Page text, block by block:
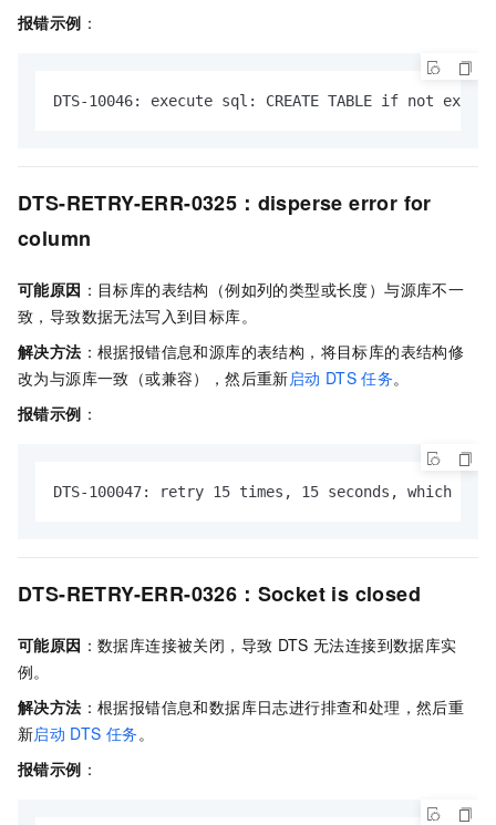
报错示例 ：
DTS-10046: execute sql: CREATE TABLE if not
DTS-RETRY-ERR-0325：disperse error for
column
可能原因 ：目标库的表结构（例如列的类型或长度）与源库不一
致，导致数据无法写入到目标库。
解决方法 ：根据报错信息和源库的表结构，将目标库的表结构修
改为与源库一致（或兼容），然后重新启动 DTS 任务。
报错示例 ：
DTS-100047: retry 15 times, 15 seconds, which
DTS-RETRY-ERR-0326：Socket is closed
可能原因 ：数据库连接被关闭，导致 DTS 无法连接到数据库实
例。
解决方法 ：根据报错信息和数据库日志进行排查和处理，然后重
新启动 DTS 任务。
报错示例 ：